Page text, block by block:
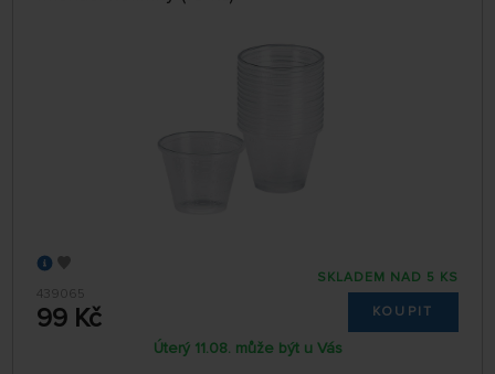
439065
99 Kč
SKLADEM NAD 5 KS
KOUPIT
Úterý 11.08. může být u Vás